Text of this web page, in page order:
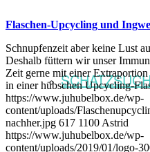
Flaschen-Upcycling und
Schnupfenzeit aber keine Lust
Deshalb füttern wir unser
Zeit gerne mit einer
in einer hübschen Upcycling-
https://www.juhubelbox.de/wp-
content/uploads/
nachher.jpg 617 1100 Astrid
https://www.juhubelbox.de/wp-
content/uploads/2019/01/logo-